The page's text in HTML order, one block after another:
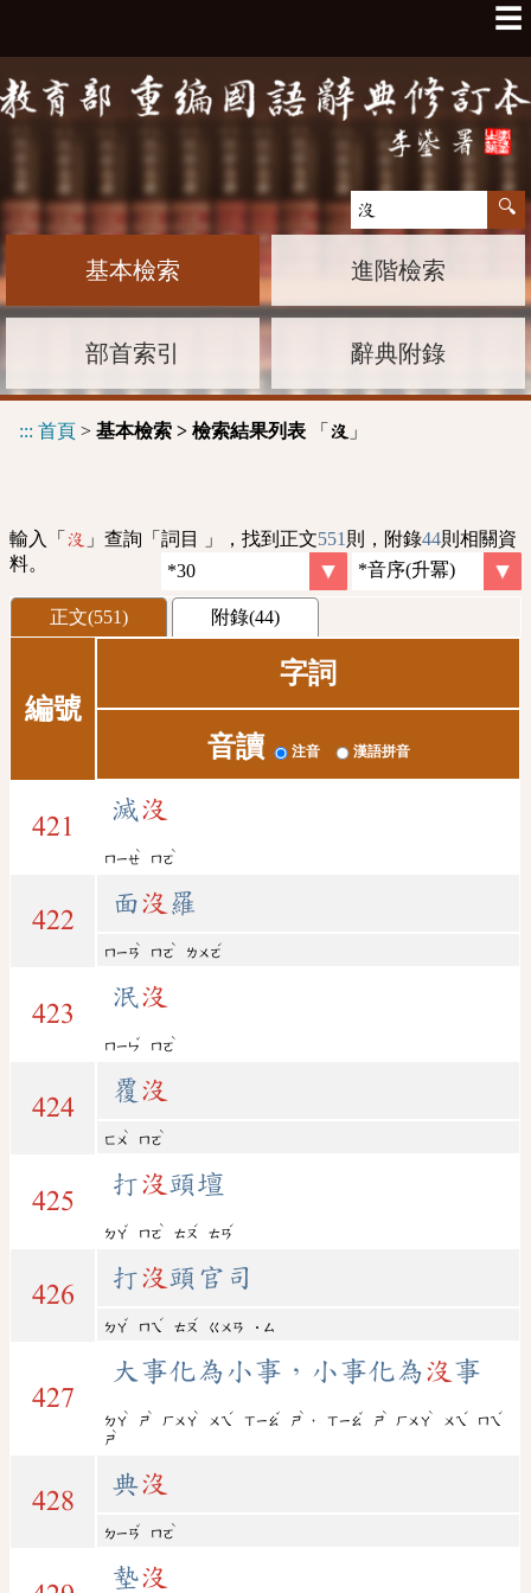
☰
基本檢索 進階檢索
部首索引 辭典附錄
::: 首頁 > 基本檢索 > 檢索結果列表 「 沒 」
輸入「 沒 」查詢「詞目 」，找到正文551 則，附錄44則相關資
料。
正文(551) 附錄(44)
編號
字詞
音讀 注音 漢語拼音
421
滅沒
ㄇㄧㄝ
ˋ
ㄇㄛ
ˋ
422
面沒 羅
ㄇㄧㄢ
ˋ
ㄇㄛ
ˋ
ㄌㄨㄛ
ˊ
423
泯沒
ㄇㄧㄣ
ˇ
ㄇㄛ
ˋ
424
覆 沒
ㄈㄨ
ˋ
ㄇㄛ
ˋ
425
打沒 頭壇
ㄉㄚ
ˇ
ㄇㄛ
ˋ
ㄊㄡ
ˊ
ㄊㄢ
ˊ
426
打沒 頭官司
ㄉㄚ
ˇ
ㄇㄟ
ˊ
ㄊㄡ
ˊ
ㄍㄨㄢ ˙ㄙ
427
大事化為小事，小事化為沒 事
ㄉㄚ
ˋ
ㄕ
ˋ
ㄏㄨㄚ
ˋ
ㄨㄟ
ˊ
ㄒㄧㄠ
ˇ
ㄕ
ˋ
， ㄒㄧㄠ
ˇ
ㄕ
ˋ
ㄏㄨㄚ
ˋ
ㄨㄟ
ˊ
ㄇㄟ
ˊ
ㄕ
ˋ
428
典沒
ㄉㄧㄢ
ˇ
ㄇㄛ
ˋ
墊沒